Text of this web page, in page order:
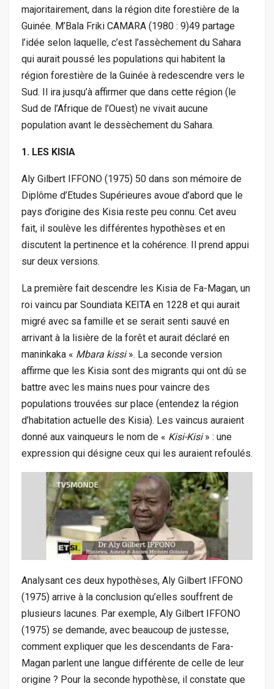
majoritairement, dans la région dite forestière de la
Guinée. M’Bala Friki CAMARA (1980 : 9)49 partage
l’idée selon laquelle, c’est l’assèchement du Sahara
qui aurait poussé les populations qui habitent la
région forestière de la Guinée à redescendre vers le
Sud. Il ira jusqu’à affirmer que dans cette région (le
Sud de l’Afrique de l’Ouest) ne vivait aucune
population avant le dessèchement du Sahara.
1. LES KISIA
Aly Gilbert IFFONO (1975) 50 dans son mémoire de
Diplôme d’Etudes Supérieures avoue d’abord que le
pays d’origine des Kisia reste peu connu. Cet aveu
fait, il soulève les différentes hypothèses et en
discutent la pertinence et la cohérence. Il prend appui
sur deux versions.
La première fait descendre les Kisia de Fa-Magan, un
roi vaincu par Soundiata KEITA en 1228 et qui aurait
migré avec sa famille et se serait senti sauvé en
arrivant à la lisière de la forêt et aurait déclaré en
maninkaka « Mbara kissi». La seconde version
affirme que les Kisia sont des migrants qui ont dû se
battre avec les mains nues pour vaincre des
populations trouvées sur place (entendez la région
d’habitation actuelle des Kisia). Les vaincus auraient
donné aux vainqueurs le nom de « Kisi-Kisi» : une
expression qui désigne ceux qui les auraient refoulés.
Analysant ces deux hypothèses, Aly Gilbert IFFONO
(1975) arrive à la conclusion qu’elles souffrent de
plusieurs lacunes. Par exemple, Aly Gilbert IFFONO
(1975) se demande, avec beaucoup de justesse,
comment expliquer que les descendants de Fara-
Magan parlent une langue différente de celle de leur
origine ? Pour la seconde hypothèse, il constate que